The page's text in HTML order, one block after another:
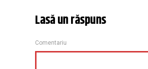
Lasă un răspuns
Comentariu